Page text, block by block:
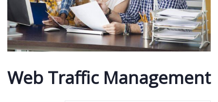
Web Traffic Management